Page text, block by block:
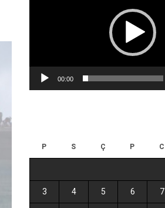
00:00
P S Ç P C
3 4 5 6 7